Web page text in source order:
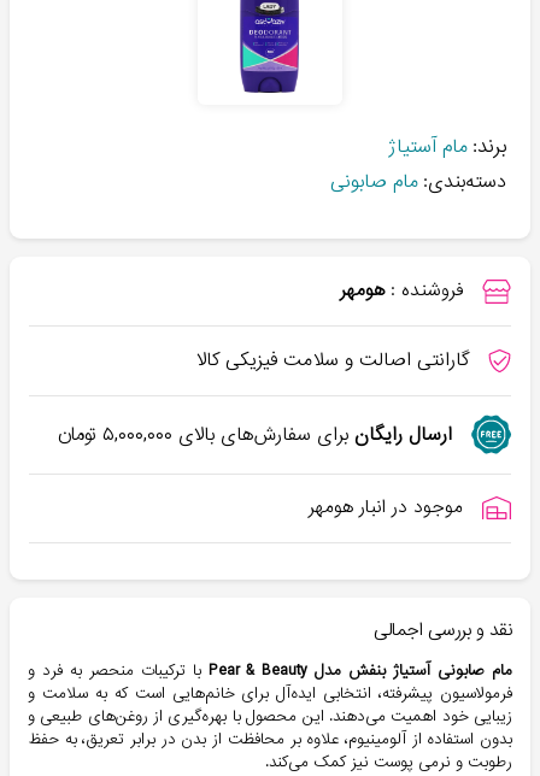
برند: مام آستیاژ
دسته‌بندی: مام صابونی
فروشنده : هومهر
گارانتی اصالت و سلامت فیزیکی کالا
ارسال رایگانبرای سفارش‌های بالای ۵,۰۰۰,۰۰۰تومان
موجود در انبار هومهر
نقد و بررسی اجمالی
مام صابونی آستیاژ بنفش مدل Pear & Beauty
با ترکیبات منحصر به فرد و
فرمولاسیون پیشرفته، انتخابی ایده‌آل برای خانم‌هایی است که به سلامت و
زیبایی خود اهمیت می‌دهند. این محصول با بهره‌گیری از روغن‌های طبیعی و
بدون استفاده از آلومینیوم، علاوه بر محافظت از بدن در برابر تعریق، به حفظ
رطوبت و نرمی پوست نیز کمک می‌کند.